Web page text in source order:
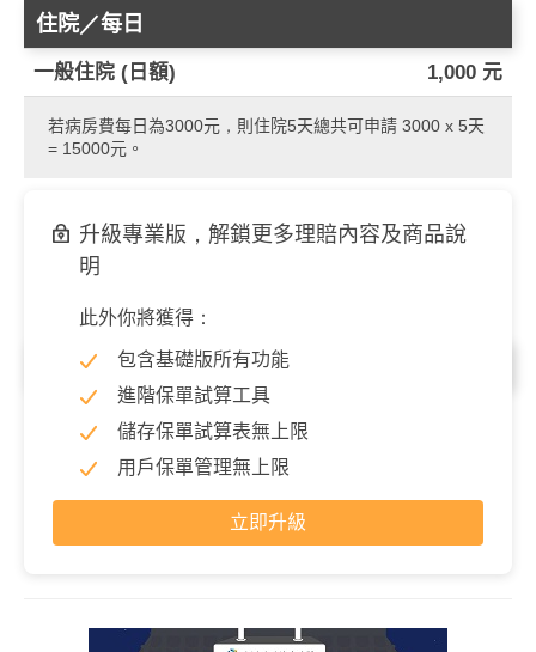
住院／每日
一般住院 (日額) 1,000 元
若病房費每日為3000元，則住院5天總共可申請 3000 x 5天
= 15000元。
住院／每次
升級專業版，解鎖更多理賠內容及商品說
明
此外你將獲得：
包含基礎版所有功能
進階保單試算工具
儲存保單試算表無上限
用戶保單管理無上限
立即升級